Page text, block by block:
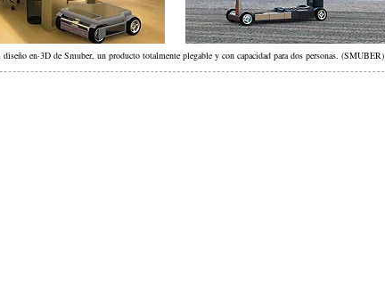
en·3D de Smuber, un producto totalmente plegable y con capacidad para dos personas. (SMUBER)